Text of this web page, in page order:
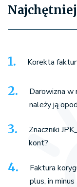
Korekta
Darowizna w
należy ją
Znaczniki
kont?
Faktura
plus, in minus